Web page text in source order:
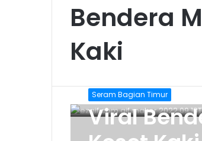
Bendera
Kaki
Seram Bagian Timur
Viral